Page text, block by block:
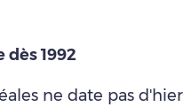
1992
ne date pas